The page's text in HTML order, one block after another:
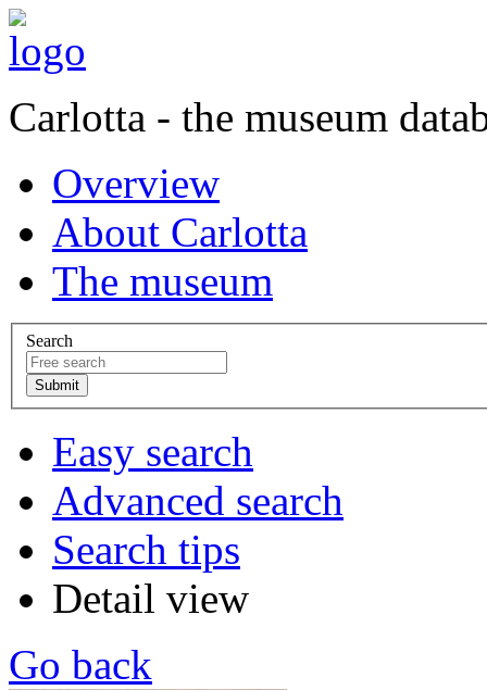
Carlotta - the museum
Overview
About Carlotta
The museum
Search
Easy search
Advanced search
Search tips
Detail view
Go back